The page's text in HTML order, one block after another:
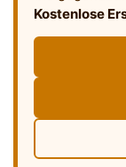
Kostenlose